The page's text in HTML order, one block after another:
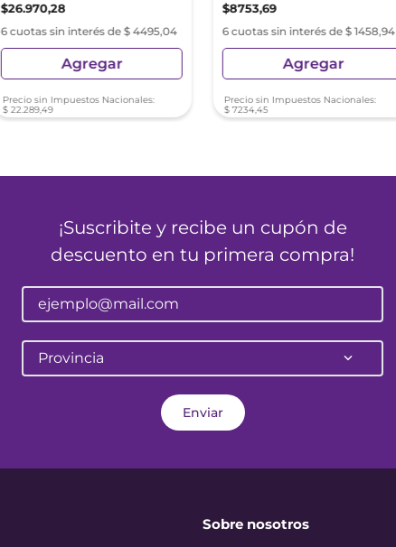
$26.970,28
6 cuotas sin interés de $ 4495,04
Agregar
Precio sin Impuestos Nacionales:
$ 22.289,49
$8753,69
6 cuotas sin interés de $ 1458,94
Agregar
Precio sin Impuestos Nacionales:
$ 7234,45
¡Suscribite y recibe un cupón de
descuento en tu primera compra!
Provincia
Enviar
Sobre nosotros